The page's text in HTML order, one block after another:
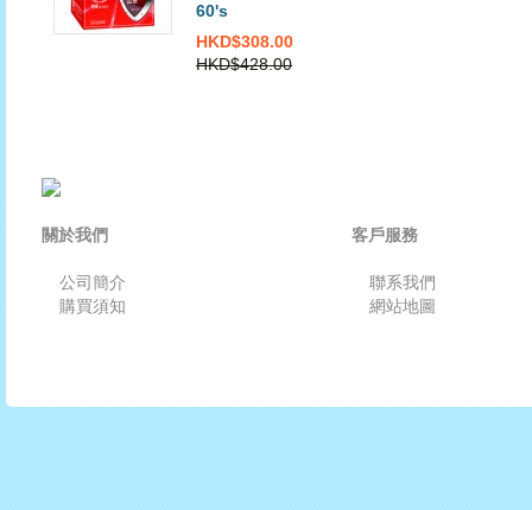
60's
HKD$308.00
HKD$428.00
關於我們
公司簡介
購買須知
客戶服務
聯系我們
網站地圖